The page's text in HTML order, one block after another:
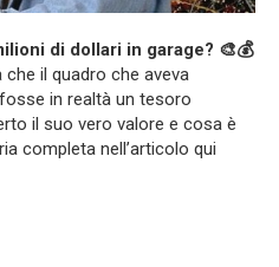
di dollari in garage? 🎨💰
il quadro che aveva
in realtà un tesoro
il suo vero valore e cosa è
completa nell’articolo qui